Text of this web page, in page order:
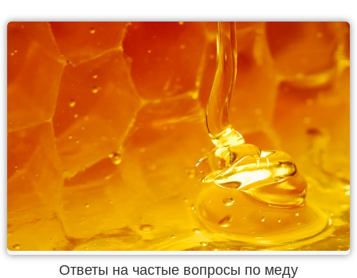
Ответы на частые вопросы по меду